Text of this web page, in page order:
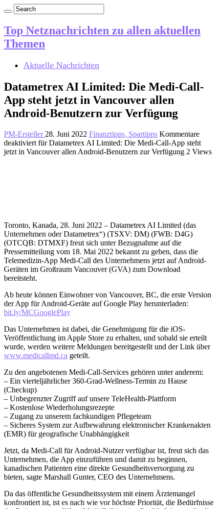
Top Netznachrichten zu allen aktuellen
Themen
Aktuelle Nachrichten
Datametrex AI Limited: Die Medi-Call-
App steht jetzt in Vancouver allen
Android-Benutzern zur Verfügung
PM-Ersteller 28. Juni 2022 Finanztipps, Spartipps Kommentare
deaktiviert für Datametrex AI Limited: Die Medi-Call-App steht
jetzt in Vancouver allen Android-Benutzern zur Verfügung 2 Views
Toronto, Kanada, 28. Juni 2022 – Datametrex AI Limited (das
Unternehmen oder Datametrex“) (TSXV: DM) (FWB: D4G)
(OTCQB: DTMXF) freut sich unter Bezugnahme auf die
Pressemitteilung vom 18. Mai 2022 bekannt zu geben, dass die
Telemedizin-App Medi-Call des Unternehmens jetzt auf Android-
Geräten im Großraum Vancouver (GVA) zum Download
bereitsteht.
Ab heute können Einwohner von Vancouver, BC, die erste Version
der App für Android-Geräte auf Google Play herunterladen:
bit.ly/MCGooglePlay
Das Unternehmen ist dabei, die Genehmigung für die iOS-
Veröffentlichung im Apple Store zu erhalten, und sobald sie erteilt
wurde, werden weitere Meldungen bereitgestellt und der Link über
www.medicallmd.ca geteilt.
Zu den angebotenen Medi-Call-Services gehören unter anderem:
– Ein vierteljährlicher 360-Grad-Wellness-Termin zu Hause
(Checkup)
– Unbegrenzter Zugriff auf unsere TeleHealth-Plattform
– Kostenlose Wiederholungsrezepte
– Zugang zu unserem fachkundigen Pflegeteam
– Sicheres System zur Aufbewahrung elektronischer Krankenakten
(EMR) für geografische Unabhängigkeit
Jetzt, da Medi-Call für Android-Nutzer verfügbar ist, freut sich das
Unternehmen, die App einzuführen und damit zu beginnen,
kanadischen Patienten eine direkte Gesundheitsversorgung zu
bieten, sagte Marshall Gunter, CEO des Unternehmens.
Da das öffentliche Gesundheitssystem mit einem Ärztemangel
konfrontiert ist, ist es nach wie vor höchste Priorität, die Bedürfnisse